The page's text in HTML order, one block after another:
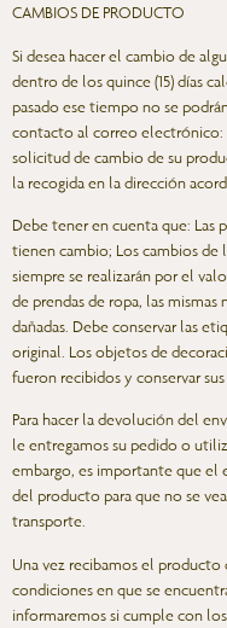
CAMBIOS DE PRODUCTO
Si desea hacer el cambio de
dentro de los quince (15) días
pasado ese tiempo no se
contacto al correo electrónico:
solicitud de cambio de su
la recogida en la dirección
Debe tener en cuenta que:
tienen cambio; Los cambios
siempre se realizarán por el
de prendas de ropa, las mismas
dañadas. Debe conservar las
original. Los objetos de
fueron recibidos y conservar
Para hacer la devolución del
le entregamos su pedido o
embargo, es importante que el
del producto para que no se
transporte.
Una vez recibamos el
condiciones en que se
informaremos si cumple con